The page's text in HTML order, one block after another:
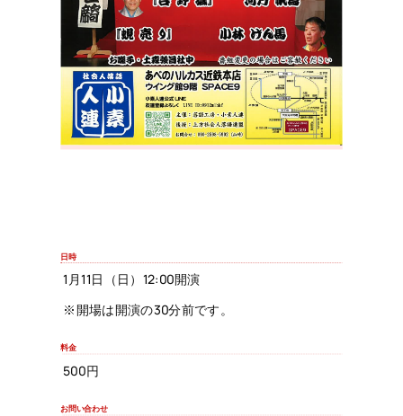
日時
1月11日（日）12:00開演
※開場は開演の30分前です。
料金
500円
お問い合わせ